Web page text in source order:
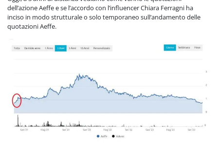
dell’azione Aeffe e se l’accordo con l’influencer Chiara Ferragni ha
inciso in modo strutturale o solo temporaneo sull’andamento delle
quotazioni Aeffe.